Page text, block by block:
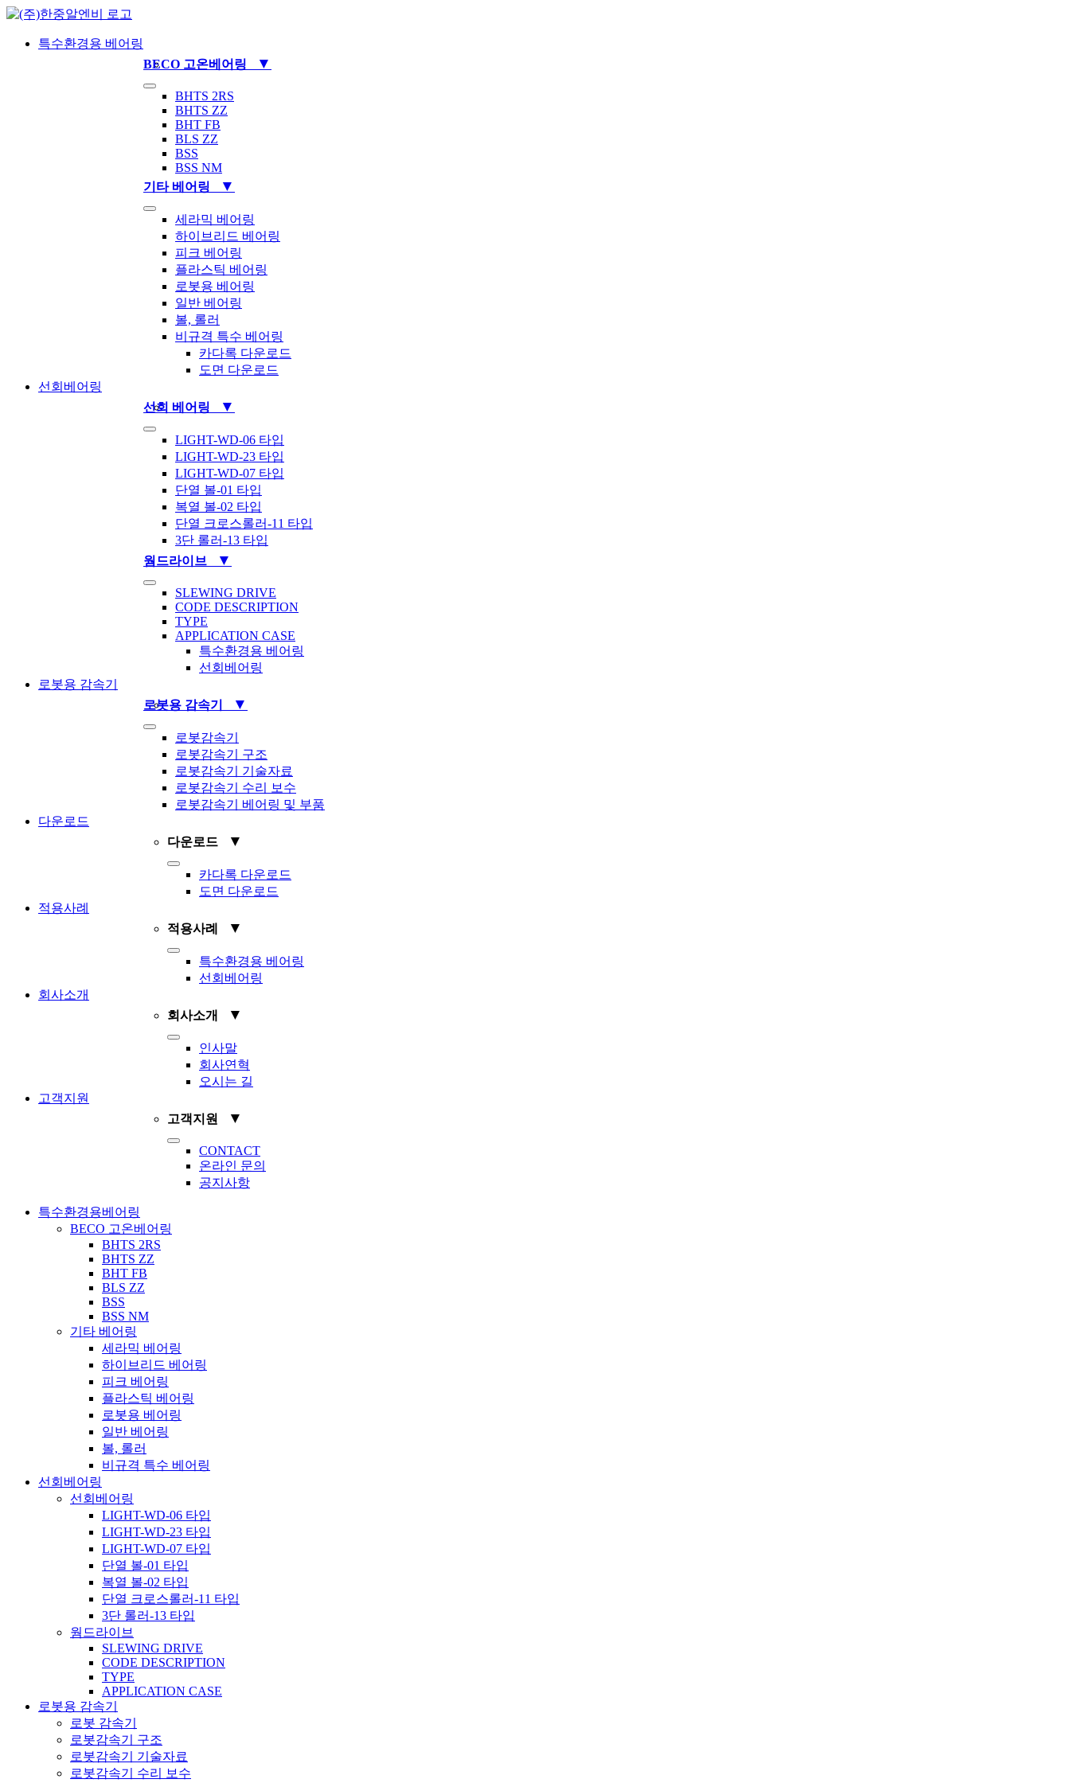
Skip
content특수환경용 베어링
BECO 고온베어링
▼
Toggle
Navigation
BHTS 2RS
BHTS ZZ
BHT FB
BLS ZZ
BSS
BSS NM
기타 베어링
▼
Toggle
Navigation세라믹 베어링
하이브리드 베어링
피크 베어링
플라스틱 베어링
로봇용 베어링
일반 베어링
볼, 롤러
비규격 특수 베어링
카다록 다운로드
도면 다운로드
선회베어링
선회 베어링
▼
Toggle
NavigationLIGHT-WD-06 타입
LIGHT-WD-23 타입
LIGHT-WD-07 타입
단열 볼-01 타입
복열 볼-02 타입
단열 크로스롤러-11 타입
3단 롤러-13 타입
웜드라이브
▼
Toggle
Navigation
SLEWING DRIVE
CODE DESCRIPTION
TYPE
APPLICATION CASE
특수환경용 베어링
선회베어링
로봇용 감속기
로봇용 감속기
▼
Toggle
Navigation로봇감속기
로봇감속기 구조
로봇감속기 기술자료
로봇감속기 수리 보수
로봇감속기 베어링 및 부품
다운로드
다운로드
▼
Toggle
Navigation카다록 다운로드
도면 다운로드
적용사례
적용사례
▼
Toggle
Navigation특수환경용 베어링
선회베어링
회사소개
회사소개
▼
Toggle
Navigation
인사말
회사연혁
오시는 길
고객지원
고객지원
▼
Toggle
Navigation
CONTACT
온라인 문의
공지사항
특수환경용베어링
BECO 고온베어링
BHTS 2RS
BHTS ZZ
BHT FB
BLS ZZ
BSS
BSS NM
기타 베어링
세라믹 베어링
하이브리드 베어링
피크 베어링
플라스틱 베어링
로봇용 베어링
일반 베어링
볼, 롤러
비규격 특수 베어링
선회베어링
선회베어링
LIGHT-WD-06 타입
LIGHT-WD-23 타입
LIGHT-WD-07 타입
단열 볼-01 타입
복열 볼-02 타입
단열 크로스롤러-11 타입
3단 롤러-13 타입
웜드라이브
SLEWING DRIVE
CODE DESCRIPTION
TYPE
APPLICATION CASE
로봇용 감속기
로봇 감속기
로봇감속기 구조
로봇감속기 기술자료
로봇감속기 수리 보수